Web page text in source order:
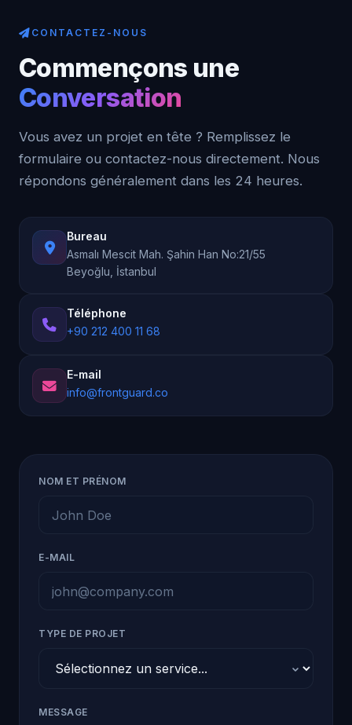
CONTACTEZ-NOUS
Commençons une
Conversation
Vous avez un projet en tête ? Remplissez le
formulaire ou contactez-nous directement. Nous
répondons généralement dans les 24 heures.
Bureau
Asmalı Mescit Mah. Şahin Han No:21/55
Beyoğlu, İstanbul
Téléphone
+90 212 400 11 68
E-mail
info@frontguard.co
NOM ET PRÉNOM
E-MAIL
TYPE DE PROJET
MESSAGE